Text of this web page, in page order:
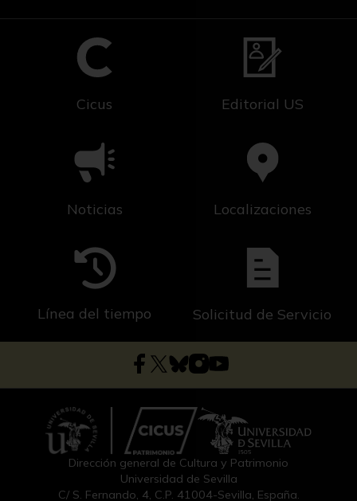
Cicus Editorial US
Noticias Localizaciones
Línea del tiempo Solicitud de Servicio
Dirección general de Cultura y Patrimonio
Universidad de Sevilla
C/ S. Fernando, 4, C.P. 41004-Sevilla, España.